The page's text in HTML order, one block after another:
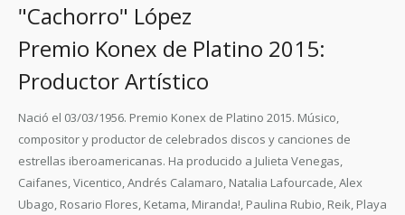
"Cachorro" López
Premio Konex de Platino 2015:
Productor Artístico
Nació el 03/03/1956. Premio Konex de Platino 2015. Músico,
compositor y productor de celebrados discos y canciones de
estrellas iberoamericanas. Ha producido a Julieta Venegas,
Caifanes, Vicentico, Andrés Calamaro, Natalia Lafourcade, Alex
Ubago, Rosario Flores, Ketama, Miranda!, Paulina Rubio, Reik, Playa